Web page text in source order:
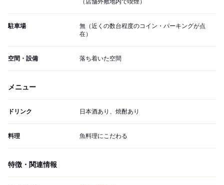
（店舗外敷地内で喫煙）
駐車場
無（近くの数台程度のコイン・パーキングが点
在）
空間・設備 落ち着いた空間
メニュー
ドリンク 日本酒あり、焼酎あり
料理 魚料理にこだわる
特徴・関連情報